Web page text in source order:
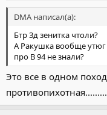
DMA написал(а):
Бтр 3д зенитка чтоли?
А Ракушка вообще утюг
про В 94 не знали?
Это все в одном
противопихотная.........